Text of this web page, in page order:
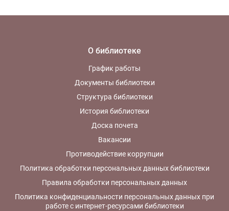
О библиотеке
График работы
Документы библиотеки
Структура библиотеки
История библиотеки
Доска почета
Вакансии
Противодействие коррупции
Политика обработки персональных данных библиотеки
Правила обработки персональных данных
Политика конфиденциальности персональных данных при
работе с интернет-ресурсами библиотеки